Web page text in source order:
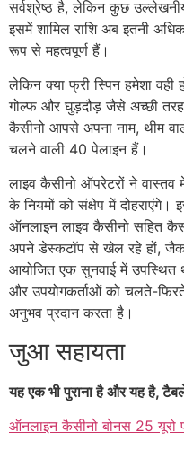
सर्वश्रेष्ठ है, लेकिन कुछ उल्लेखनीय
इसमें शामिल राशि अब इतनी
रूप से महत्वपूर्ण हैं।
लेकिन क्या फ्री स्पिन हमेशा वही
गोल्फ और घुड़दौड़ जैसे अच्छी
कैसीनो आपसे अपना नाम, थीम
चलने वाली 40 पेलाइन हैं।
लाइव कैसीनो ऑपरेटरों ने
के नियमों को संक्षेप में दोहराएंगे।
ऑनलाइन लाइव कैसीनो सहित
अपने डेस्कटॉप से खेल रहे हों,
आयोजित एक सुनवाई में उपस्थित
और उपयोगकर्ताओं को चलते-
अनुभव प्रदान करता है।
जुआ सहायता
यह एक भी पुराना है और यह है,
ऑनलाइन कैसीनो बोनस 25 यूरो